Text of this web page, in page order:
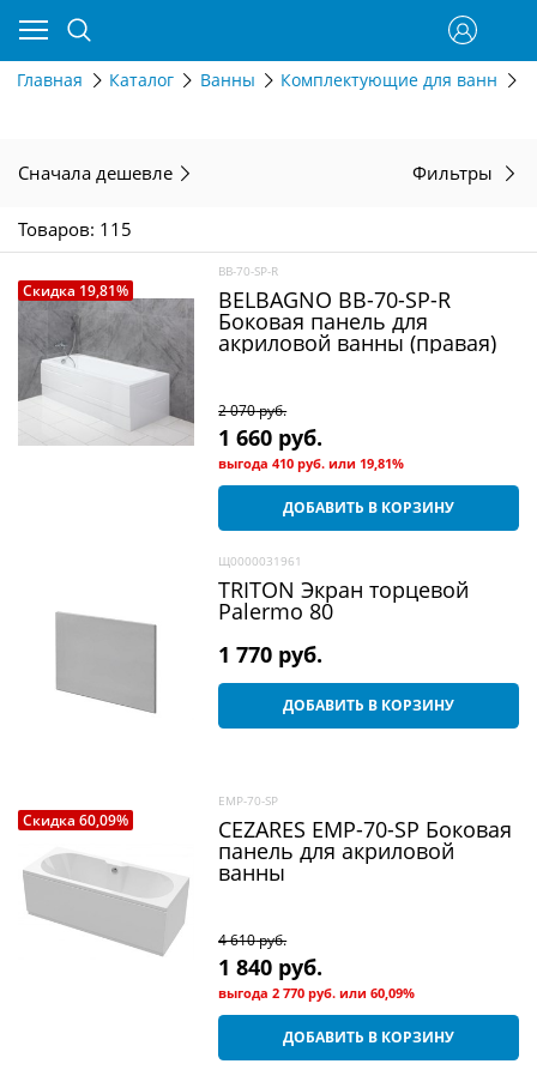
Главная Каталог Ванны Комплектующие для ванн
Сначала дешевле Фильтры
Товаров: 115
Скидка 19,81%
BB-70-SP-R
BELBAGNO BB-70-SP-R
Боковая панель для
акриловой ванны (правая)
2 070 руб.
1 660 руб.
выгода410 руб. или 19,81%
ДОБАВИТЬ В КОРЗИНУ
Щ0000031961
TRITON Экран торцевой
Palermo 80
1 770 руб.
ДОБАВИТЬ В КОРЗИНУ
Скидка 60,09%
EMP-70-SP
CEZARES EMP-70-SP Боковая
панель для акриловой
ванны
4 610 руб.
1 840 руб.
выгода2 770 руб. или60,09%
ДОБАВИТЬ В КОРЗИНУ